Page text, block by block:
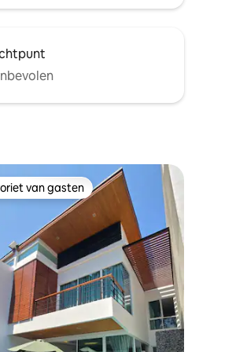
van 4,97 op 5, 73 recensies
van gasten
van gasten